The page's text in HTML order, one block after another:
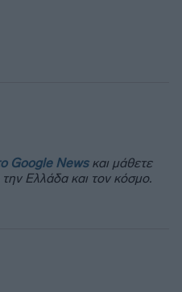
Google Newsκαι μάθετε
Ελλάδα και τον κόσμο.